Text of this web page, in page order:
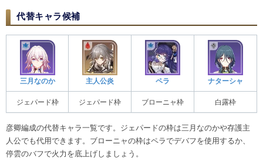
代替キャラ候補
三月なのか 主人公炎 ペラ ナターシャ
ジェパード枠 ジェパード枠 ブローニャ枠 白露枠
彦卿編成の代替キャラ一覧です。ジェパードの枠は三月なのかや存護主
人公でも代用できます。ブローニャの枠はペラでデバフを使用するか、
停雲のバフで火力を底上げしましょう。